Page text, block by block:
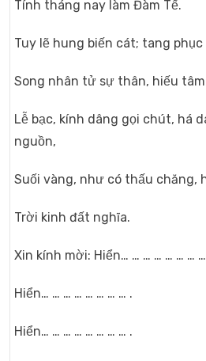
Tính tháng nay làm Đàm Tế.
Tuy lẽ hung biến cát; tang
Song nhân tử sự thân, hiếu
Lễ bạc, kính dâng gọi chút, há
nguồn,
Suối vàng, như có thấu chăng,
Trời kinh đất nghĩa.
Xin kính mời: Hiển… … … … … … …
Hiển… … … … … … … … .
Hiển… … … … … … … … .